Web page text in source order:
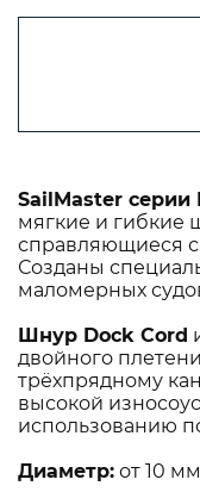
SailMaster серии
мягкие и гибкие
справляющиеся
Созданы
маломерных
Шнур Dock Cord
двойного
трёхпрядному
высокой
использованию
Диаметр: от 10